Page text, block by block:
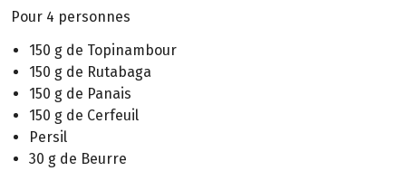
Pour 4 personnes
150 g de Topinambour
150 g de Rutabaga
150 g de Panais
150 g de Cerfeuil
Persil
30 g de Beurre